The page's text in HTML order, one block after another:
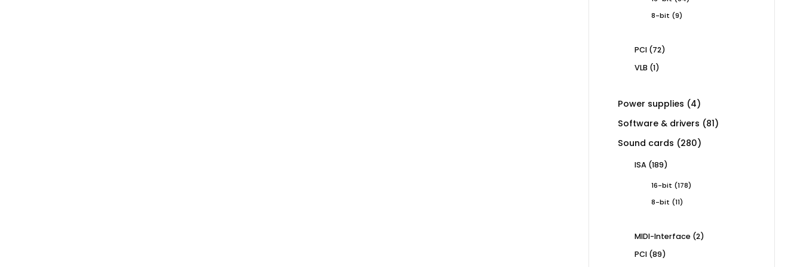
8-bit 99
PCI 7272
VLB 11
Power supplies 44
products
Software & drivers 8181
Sound cards 280280
ISA 189189
16-bit 178178
8-bit 1111
MIDI-Interface 22
PCI 8989